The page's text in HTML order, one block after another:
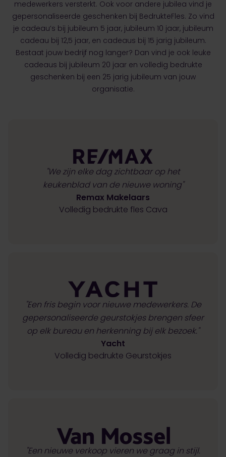
medewerkers versterkt. Ook voor andere jubilea vind je
gepersonaliseerde geschenken bij BedrukteFles. Zo vind
je cadeau’s bij jubileum 5 jaar, jubileum 10 jaar, jubileum
cadeau bij 12,5 jaar, en cadeaus bij 15 jarig jubileum.
Bestaat jouw bedrijf nog langer? Dan vind je ook leuke
cadeaus bij jubileum 20 jaaren volledig bedrukte
geschenken bij een 25 jarig jubileum van jouw
organisatie.
"We zijn elke dag zichtbaar op het
keukenblad van de nieuwe woning"
Remax Makelaars
Volledig bedrukte fles Cava
"Een fris begin voor nieuwe medewerkers. De
gepersonaliseerde geurstokjes brengen sfeer
op elk bureau en herkenning bij elk bezoek."
Yacht
Volledig bedrukte Geurstokjes
"Een nieuwe verkoop vieren we graag in stijl.